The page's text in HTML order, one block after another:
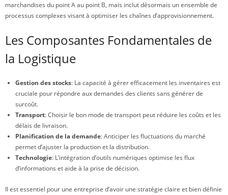
marchandises du point A au point B, mais inclut désormais un ensemble de
processus complexes visant à optimiser les chaînes d’approvisionnement.
Les Composantes Fondamentales de
la Logistique
Gestion des stocks: La capacité à gérer efficacement les inventaires est
cruciale pour répondre aux demandes des clients sans générer de
surcoût.
Transport: Choisir le bon mode de transport peut réduire les coûts et les
délais de livraison.
Planification de la demande: Anticiper les fluctuations du marché
permet d’ajuster la production et la distribution.
Technologie: L’intégration d’outils numériques optimise les flux
d’informations et aide à la prise de décision.
Il est essentiel pour une entreprise d’avoir une stratégie claire et bien définie